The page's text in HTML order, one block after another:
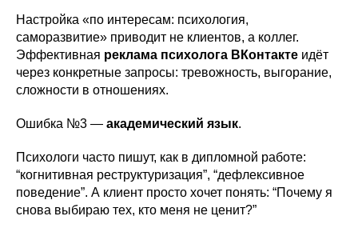
Настройка «по интересам: психология,
саморазвитие» приводит не клиентов, а коллег.
Эффективная реклама психолога ВКонтакте идёт
через конкретные запросы: тревожность, выгорание,
сложности в отношениях.
Ошибка №3 — академический язык.
Психологи часто пишут, как в дипломной работе:
“когнитивная реструктуризация”, “дефлексивное
поведение”. А клиент просто хочет понять: “Почему я
снова выбираю тех, кто меня не ценит?”